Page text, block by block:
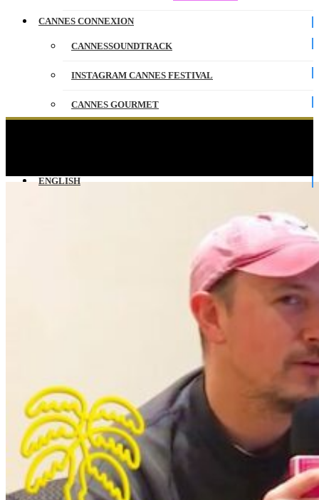
CANNES CONNEXION
CANNESSOUNDTRACK
INSTAGRAM CANNES FESTIVAL
CANNES GOURMET
ENGLISH